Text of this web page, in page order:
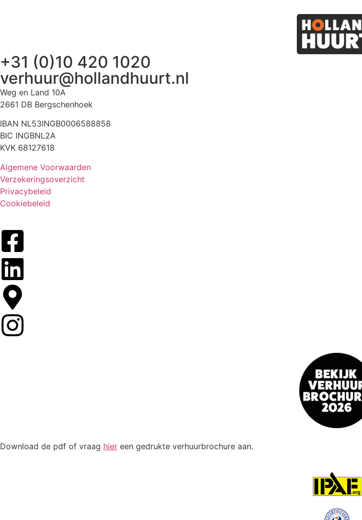
+31 (0)10 420 1020
verhuur@hollandhuurt.nl
Weg en Land 10A
2661 DB Bergschenhoek
IBAN NL53INGB0006588858
BIC INGBNL2A
KVK 68127618
Algemene Voorwaarden
Verzekeringsoverzicht
Privacybeleid
Cookiebeleid
Download de pdf of vraag hier een gedrukte verhuurbrochure aan.